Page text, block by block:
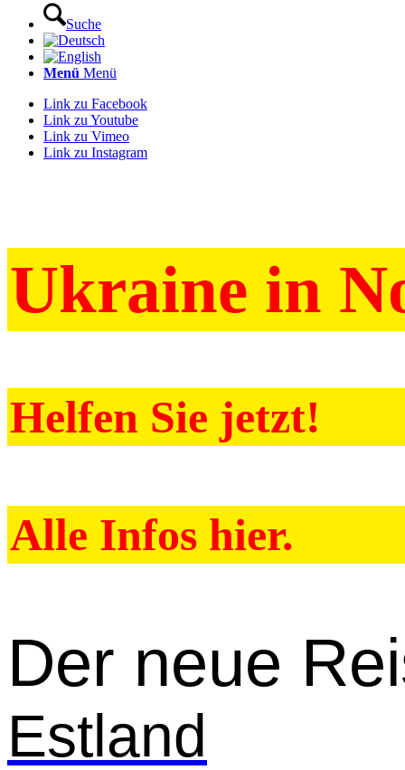
Suche
Menü Menü
Link zu Facebook
Link zu Youtube
Link zu Vimeo
Link zu Instagram
Ukraine in
Helfen Sie jetzt!
Alle Infos hier.
Der neue
Estland